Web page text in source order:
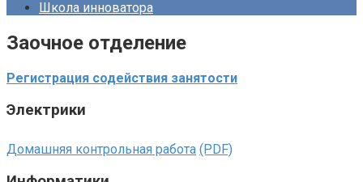
Школа инноватора
Заочное отделение
Регистрация содействия занятости
Электрики
Домашняя контрольная работа (PDF)